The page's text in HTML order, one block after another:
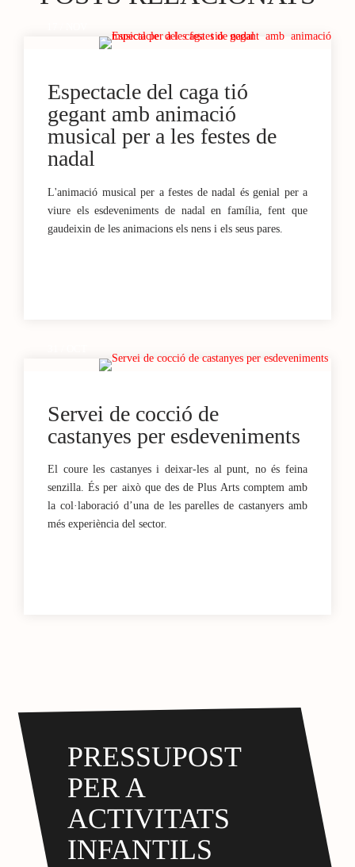
Espectacle del caga tió
gegant amb animació
musical per a les festes de
nadal
L'animació musical per a festes de nadal és genial per a
viure els esdeveniments de nadal en família, fent que
gaudeixin de les animacions els nens i els seus pares.
Servei de cocció de
castanyes per esdeveniments
El coure les castanyes i deixar-les al punt, no és feina
senzilla. És per això que des de Plus Arts comptem amb
la col·laboració d’una de les parelles de castanyers amb
més experiència del sector.
PRESSUPOST
PER A
ACTIVITATS
INFANTILS